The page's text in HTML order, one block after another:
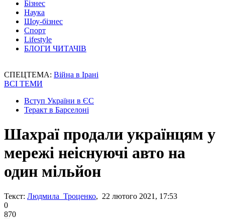
Бізнес
Наука
Шоу-бізнес
Спорт
Lifestyle
БЛОГИ ЧИТАЧІВ
СПЕЦТЕМА: Війна в Ірані
ВСІ ТЕМИ
Вступ України в ЄС
Теракт в Барселоні
Шахраї продали українцям у
мережі неіснуючі авто на
один мільйон
Текст: Людмила Троценко, 22 лютого 2021, 17:53
0
870